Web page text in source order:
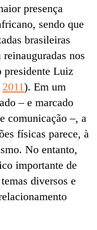
presença
sendo que
brasileiras
nos
presidente Luiz
2011). Em um
– e marcado
comunicação –, a
físicas parece, à
No entanto,
importante de
diversos e